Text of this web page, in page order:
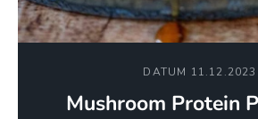
DATUM 11.12.2023
Mushroom Protein